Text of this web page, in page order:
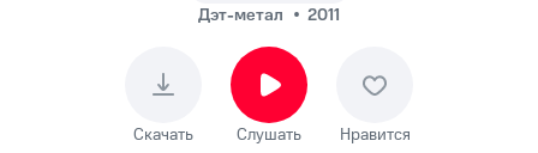
Дэт-метал
2011
Скачать Слушать Нравится